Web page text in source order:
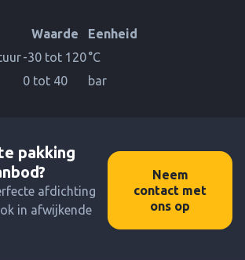
Waarde
Eenheid
-30 tot 120°C
0 tot 40 bar
pakking
afdichting
in afwijkende
Neem
contact met
ons op